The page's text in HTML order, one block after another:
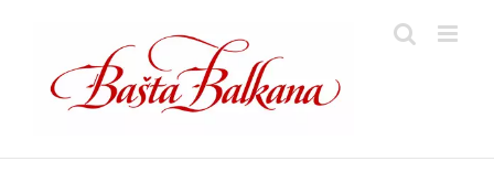
content